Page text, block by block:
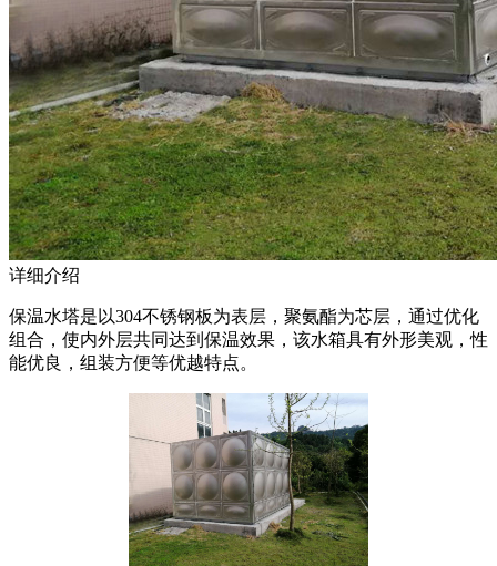
详细介绍
保温水塔是以304不锈钢板为表层，聚氨酯为芯层，通过优化
组合，使内外层共同达到保温效果，该水箱具有外形美观，性
能优良，组装方便等优越特点。